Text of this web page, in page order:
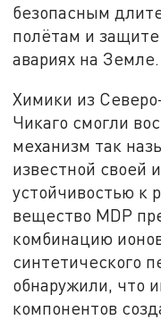
безопасным
полётам и
авариях на Земле.
Химики из
Чикаго смогли
механизм так
известной своей
устойчивостью к
вещество MDP
комбинацию
синтетического
обнаружили, что
компонентов